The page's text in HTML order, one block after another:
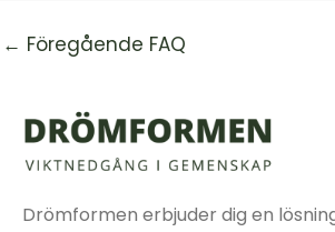
← Föregående FAQ
Drömformen erbjuder dig en